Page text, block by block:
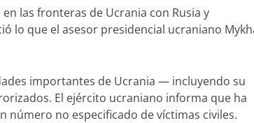
las fronteras de Ucrania con Rusia y
lo que el asesor presidencial ucraniano
importantes de Ucrania — incluyendo su
El ejército ucraniano informa que ha
no especificado de víctimas civiles.